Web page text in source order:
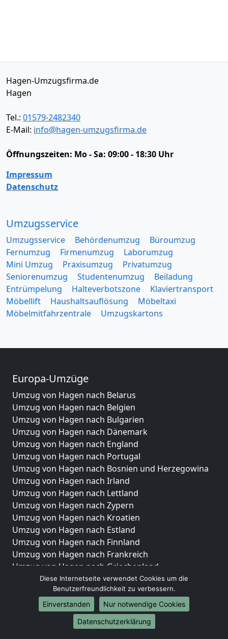
Hagen-Umzugsfirma.de
Hagen
Tel.: 01579-2482340
E-Mail: info@hagen-umzugsfirma.de
Öffnungszeiten: Mo - Sa: 09:00 - 18:30 Uhr
Impressum
Datenschutz
Umzugsservice
Umzugsservice Behördenumzug
Büroumzug
Fernumzug
Firmenumzug
Laborumzug
Mini Umzug
Praxisumzug
Privatumzug
Seniorenumzug
Studentenumzug
Beiladung
Entrümpelung
Halteverbotszone
Klaviertransport
Möbellift
Haushaltsauflösung
Möbeltaxi
Möbelmitfahrzentrale
Umzugskartons
Europa-Umzüge
Umzug von Hagen nach Belarus
Umzug von Hagen nach Belgien
Umzug von Hagen nach Bulgarien
Umzug von Hagen nach Dänemark
Umzug von Hagen nach England
Umzug von Hagen nach Portugal
Umzug von Hagen nach Bosnien und Herzegowina
Umzug von Hagen nach Irland
Umzug von Hagen nach Lettland
Umzug von Hagen nach Zypern
Umzug von Hagen nach Kroatien
Umzug von Hagen nach Estland
Umzug von Hagen nach Finnland
Umzug von Hagen nach Frankreich
Umzug von Hagen nach Griechenland
Umzug von Hagen nach Italien
Umzug von Hagen nach Liechtenstein
Umzug von Hagen nach Luxemburg
Umzug von Hagen nach Niederlande
Umzug von Hagen nach Norwegen
Diese Internetseite verwendet Cookies um die
Benutzerfreundlichkeit zu verbessern.
Einverstanden
Nur notwendige Cookies
Datenschutzerklärung